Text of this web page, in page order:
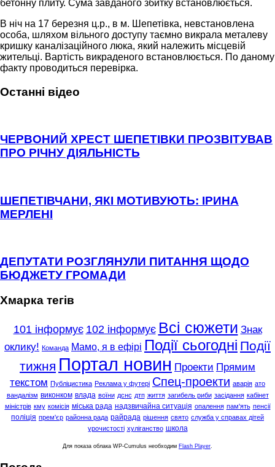
бетонну плиту. Сума завданого збитку встановлюється.
В ніч на 17 березня ц.р., в м. Шепетівка, невстановлена
особа, шляхом вільного доступу таємно викрала металеву
кришку каналізаційного люка, який належить місцевій
жительці. Вартість викраденого встановлюється. По даному
факту проводиться перевірка.
Останні відео
ЧЕРВОНИЙ ХРЕСТ ШЕПЕТІВКИ ПРОЗВІТУВАВ
ПРО РІЧНУ ДІЯЛЬНІСТЬ
ШЕПЕТІВЧАНИ, ЯКІ МОТИВУЮТЬ: ІРИНА
МЕРЛЕНІ
ДЕПУТАТИ РОЗГЛЯНУЛИ ПИТАННЯ ЩОДО
БЮДЖЕТУ ГРОМАДИ
Хмарка тегів
101 інформує 102 інформує Всі сюжети Знак
оклику! Команда Мамо, я в ефірі Події сьогодні Події
тижня Портал новин Проекти Прямим
текстом Публіцистика Реклама у футері Спец-проекти аварія ато
вандалізм виконком влада воїни дснс дтп життя загибель риби засідання кабінет
міністрів кму комісія міська рада надзвичайна ситуація опалення пам'ять пенсії
поліція прем'єр районна рада райрада рішення свято служба у справах дітей
урочистості хуліганство школа
Для показа облака WP-Cumulus необходим Flash Player